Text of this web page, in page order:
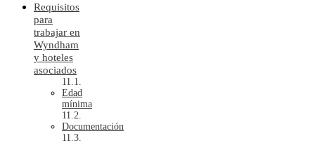
Requisitos
para
trabajar en
Wyndham
y hoteles
asociados
Edad
mínima
Documentación